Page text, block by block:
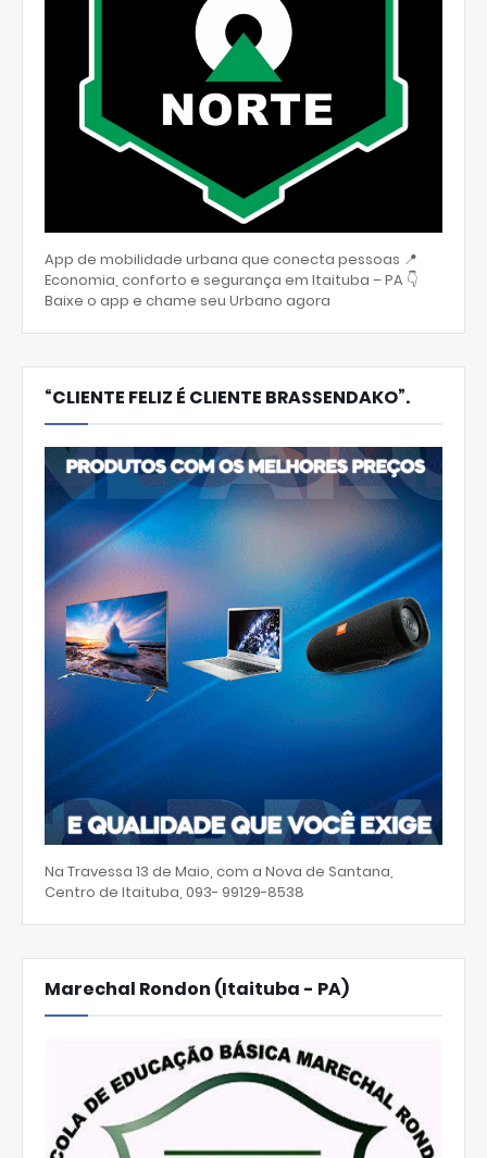
App de mobilidade urbana que conecta pessoas 📍
Economia, conforto e segurança em Itaituba – PA 👇
Baixe o app e chame seu Urbano agora
“CLIENTE FELIZ É CLIENTE BRASSENDAKO”.
Na Travessa 13 de Maio, com a Nova de Santana,
Centro de Itaituba, 093- 99129-8538
Marechal Rondon (Itaituba - PA)